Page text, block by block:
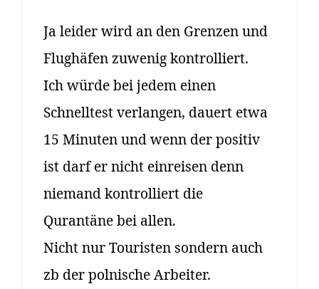
Ja leider wird an den Grenzen und
Flughäfen zuwenig kontrolliert.
Ich würde bei jedem einen
Schnelltest verlangen, dauert etwa
15 Minuten und wenn der positiv
ist darf er nicht einreisen denn
niemand kontrolliert die
Qurantäne bei allen.
Nicht nur Touristen sondern auch
zb der polnische Arbeiter.